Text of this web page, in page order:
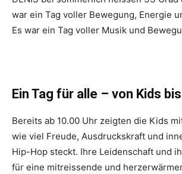
war ein Tag voller Bewegung, Energie
Es war ein Tag voller Musik und
Ein Tag für alle – von Kids
Bereits ab 10.00 Uhr zeigten die Kids
wie viel Freude, Ausdruckskraft und
Hip-Hop steckt. Ihre Leidenschaft und
für eine mitreissende und